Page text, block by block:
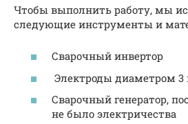
Чтобы выполнить работу, мы
следующие инструменты и
Сварочный инвертор
Электроды диаметром
Сварочный генератор,
не было электричества